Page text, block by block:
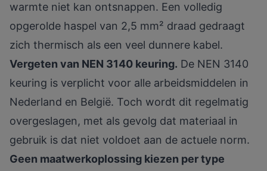
warmte niet kan ontsnappen. Een volledig
opgerolde haspel van 2,5 mm² draad gedraagt
zich thermisch als een veel dunnere kabel.
Vergeten van NEN 3140 keuring. De NEN 3140
keuring is verplicht voor alle arbeidsmiddelen in
Nederland en België. Toch wordt dit regelmatig
overgeslagen, met als gevolg dat materiaal in
gebruik is dat niet voldoet aan de actuele norm.
Geen maatwerkoplossing kiezen per type